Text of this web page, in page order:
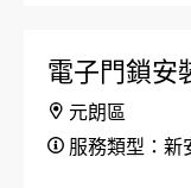
電子門鎖安
元朗區
服務類型：新